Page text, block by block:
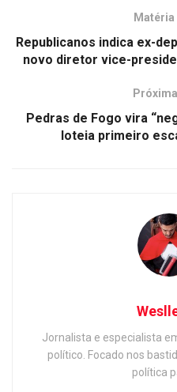
Republicanos indica ex-
novo diretor vice-
Pedras de Fogo vira
loteia primeiro
Jornalista e especialista
político. Focado nos
política